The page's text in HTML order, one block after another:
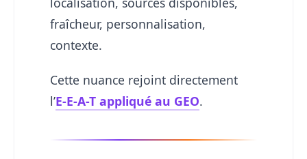
fraîcheur, personnalisation,
contexte.
Cette nuance rejoint directement
l’E-E-A-T appliqué au GEO.